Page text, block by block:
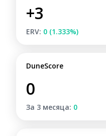
+3
ERV: 0 (1.333%)
DuneScore
0
За 3 месяца: 0